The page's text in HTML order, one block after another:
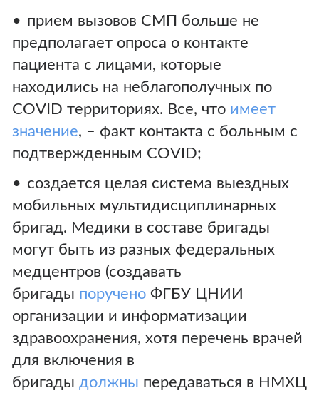
прием вызовов СМП больше не
предполагает опроса о контакте
пациента с лицами, которые
находились на неблагополучных по
COVID территориях. Все, что имеет
значение, – факт контакта с больным с
подтвержденным COVID;
создается целая система выездных
мобильных мультидисциплинарных
бригад. Медики в составе бригады
могут быть из разных федеральных
медцентров (создавать
бригады поручено ФГБУ ЦНИИ
организации и информатизации
здравоохранения, хотя перечень врачей
для включения в
бригады должны передаваться в НМХЦ